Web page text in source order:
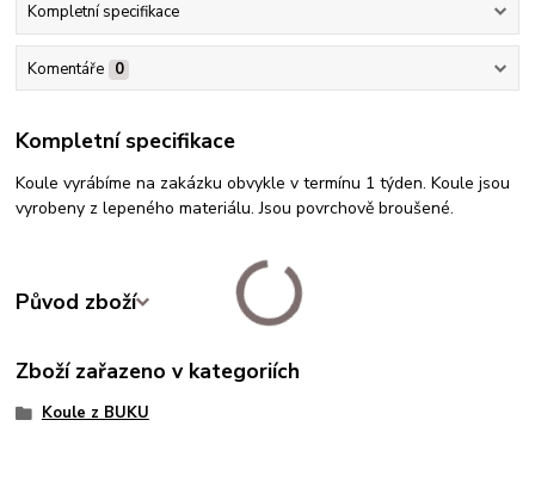
Kompletní specifikace
Komentáře 0
Kompletní specifikace
Koule vyrábíme na zakázku obvykle v termínu 1 týden. Koule jsou
vyrobeny z lepeného materiálu. Jsou povrchově broušené.
Původ zboží
Zboží zařazeno v kategoriích
Koule z BUKU